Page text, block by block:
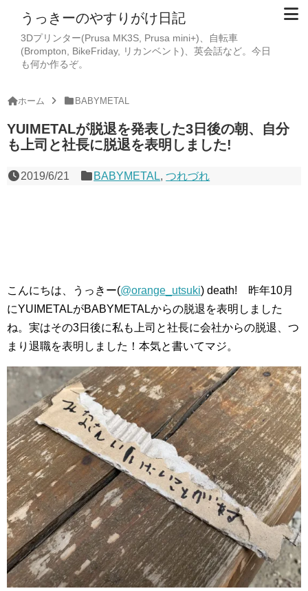
うっきーのやすりがけ日記
3Dプリンター(Prusa MK3S, Prusa mini+)、自転車
(Brompton, BikeFriday, リカンベント)、英会話など。今日
も何か作るぞ。
ホーム BABYMETAL
YUIMETALが脱退を発表した3日後の朝、自分
も上司と社長に脱退を表明しました!
2019/6/21 BABYMETAL,つれづれ
こんにちは、うっきー(@orange_utsuki) death! 昨年10月
にYUIMETALがBABYMETALからの脱退を表明しました
ね。実はその3日後に私も上司と社長に会社からの脱退、つ
まり退職を表明しました！本気と書いてマジ。